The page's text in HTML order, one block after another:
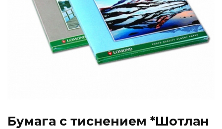
Бумага с тиснением *Шотлан